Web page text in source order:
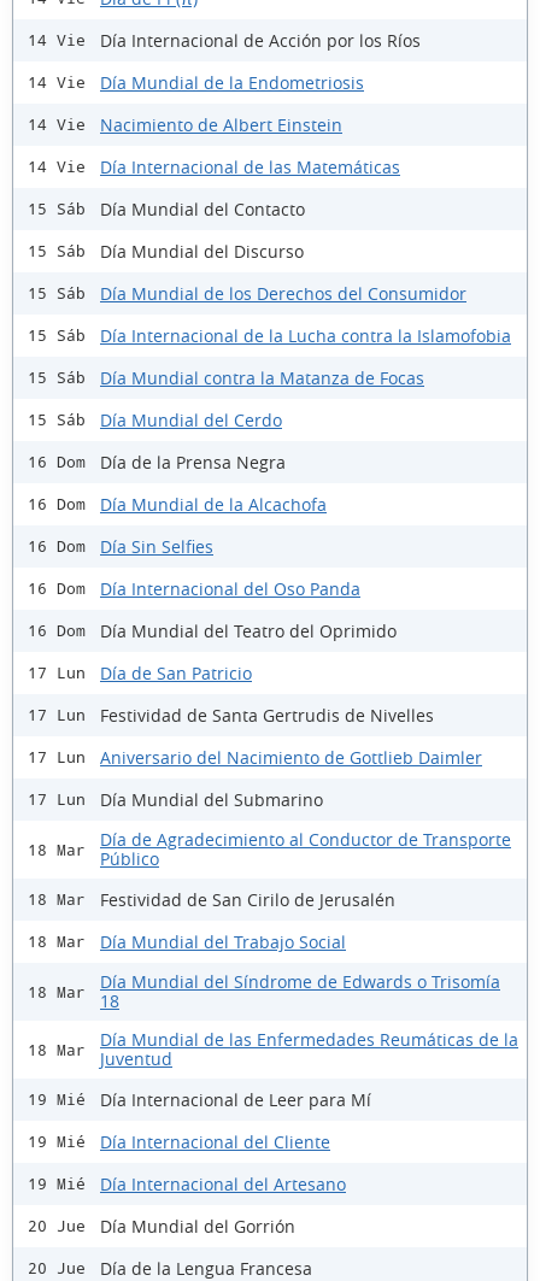
14 Vie Día Internacional de Acción por los Ríos
14 Vie Día Mundial de la Endometriosis
14 Vie Nacimiento de Albert Einstein
14 Vie Día Internacional de las Matemáticas
15 Sáb Día Mundial del Contacto
15 Sáb Día Mundial del Discurso
15 Sáb Día Mundial de los Derechos del Consumidor
15 Sáb Día Internacional de la Lucha contra la Islamofobia
15 Sáb Día Mundial contra la Matanza de Focas
15 Sáb Día Mundial del Cerdo
16 Dom Día de la Prensa Negra
16 Dom Día Mundial de la Alcachofa
16 Dom Día Sin Selfies
16 Dom Día Internacional del Oso Panda
16 Dom Día Mundial del Teatro del Oprimido
17 Lun Día de San Patricio
17 Lun Festividad de Santa Gertrudis de Nivelles
17 Lun Aniversario del Nacimiento de Gottlieb Daimler
17 Lun Día Mundial del Submarino
18 Mar
Día de Agradecimiento al Conductor de Transporte
Público
18 Mar Festividad de San Cirilo de Jerusalén
18 Mar Día Mundial del Trabajo Social
18 Mar
Día Mundial del Síndrome de Edwards o Trisomía
18
18 Mar
Día Mundial de las Enfermedades Reumáticas de la
Juventud
19 Mié Día Internacional de Leer para Mí
19 Mié Día Internacional del Cliente
19 Mié Día Internacional del Artesano
20 Jue Día Mundial del Gorrión
20 Jue Día de la Lengua Francesa